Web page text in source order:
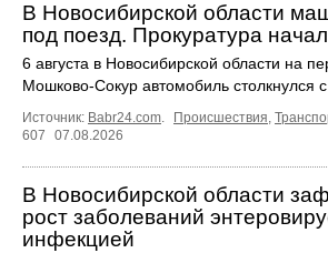
В Новосибирской области
под поезд. Прокуратура
6 августа в Новосибирской области на
Мошково-Сокур автомобиль столкнулся
Источник: Babr24.com. Происшествия,
607
07.08.2026
В Новосибирской области
рост заболеваний
инфекцией